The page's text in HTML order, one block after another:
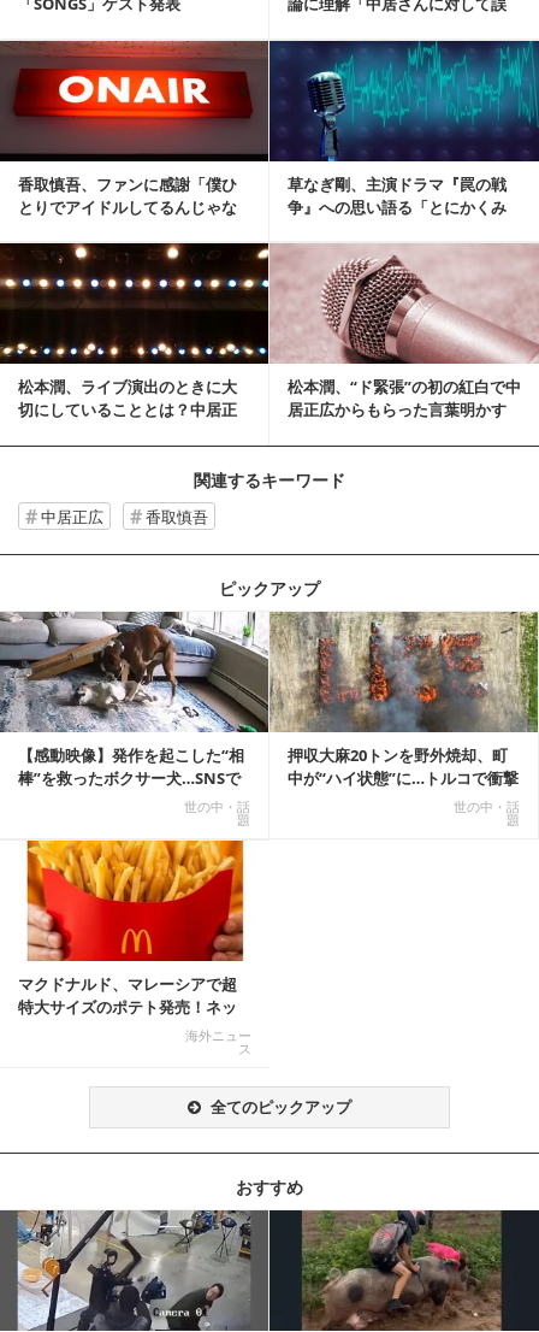
香取慎吾、ファンに感謝「僕ひ
とりでアイドルしてるんじゃな
草なぎ剛、主演ドラマ『罠の戦
争』への思い語る「とにかくみ
記事を読む
松本潤、ライブ演出のときに大
切にしていることとは？中居正
松本潤、“ド緊張”の初の紅白で中
居正広からもらった言葉明かす
記事を読む
関連するキーワード
中居正広 香取慎吾
ピックアップ
【感動映像】発作を起こした“相
棒”を救ったボクサー犬…SNSで
世の中・話
題
押収大麻20トンを野外焼却、町
中が“ハイ状態”に…トルコで衝撃
世の中・話
題
記事を読む
マクドナルド、マレーシアで超
特大サイズのポテト発売！ネッ
海外ニュー
ス
全てのピックアップ
おすすめ
記事を読む